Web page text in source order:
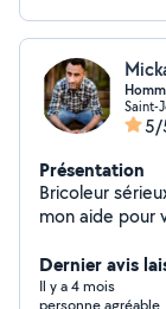
Saint-
5/
Présentation
Bricoleur
mon aide pour
aménagement
meubles,
Dernier avis
Il y a 4 mois
personne agréable